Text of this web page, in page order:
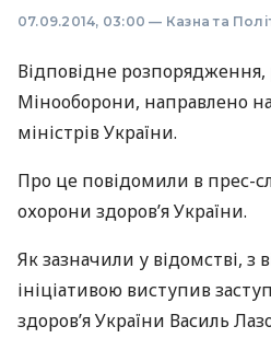
07.09.2014, 03:00 — Казна та
Відповідне розпорядження,
Мінооборони, направлено
міністрів України.
Про це повідомили в прес-
охорони здоров’я України.
Як зазначили у відомстві, з
ініціативою виступив
здоров’я України Василь